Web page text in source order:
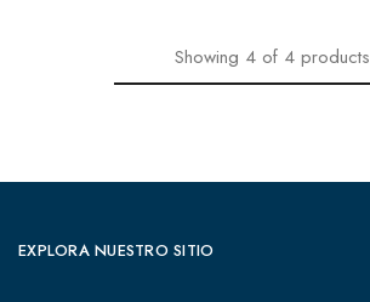
Showing 4 of 4 products
EXPLORA NUESTRO SITIO